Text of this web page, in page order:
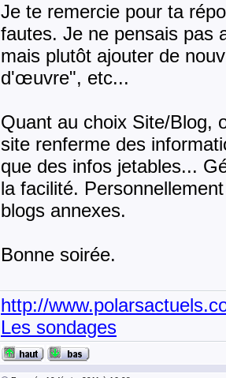
Je te remercie pour ta
fautes. Je ne pensais pas
mais plutôt ajouter de
d'œuvre", etc...
Quant au choix Site/Blog,
site renferme des
que des infos jetables...
la facilité.
blogs annexes.
Bonne soirée.
http://
Les sondages